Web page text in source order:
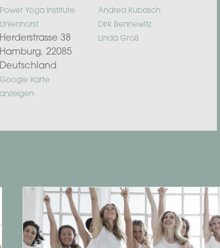
Power Yoga Institute
Uhlenhorst
Herderstrasse 38
Hamburg, 22085
Deutschland
Google Karte
anzeigen
Andrea Kubasch
Dirk Bennewitz
Linda Groß